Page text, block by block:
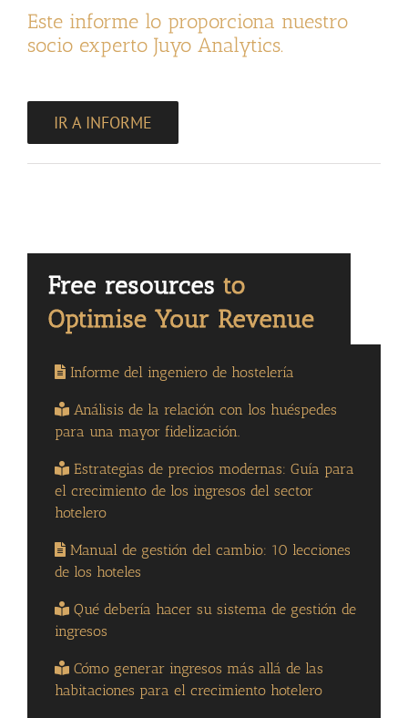
Este informe lo proporciona nuestro
socio experto Juyo Analytics.
IR A INFORME
Informe del ingeniero de hostelería
Análisis de la relación con los huéspedes
para una mayor fidelización.
Estrategias de precios modernas: Guía para
el crecimiento de los ingresos del sector
hotelero
Manual de gestión del cambio: 10 lecciones
de los hoteles
Qué debería hacer su sistema de gestión de
ingresos
Cómo generar ingresos más allá de las
habitaciones para el crecimiento hotelero